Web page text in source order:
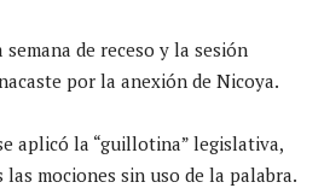
de receso y la sesión
por la anexión de Nicoya.
aplicó la “guillotina” legislativa,
mociones sin uso de la palabra.